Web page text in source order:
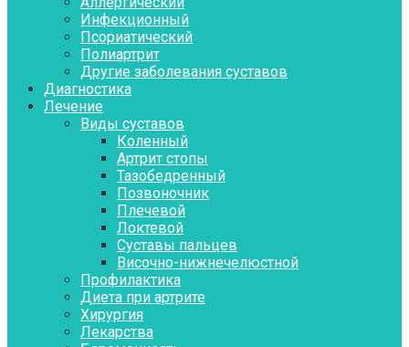
Инфекционный
Псориатический
Полиартрит
Другие заболевания суставов
Диагностика
Лечение
Виды суставов
Коленный
Артрит стопы
Тазобедренный
Позвоночник
Плечевой
Локтевой
Суставы пальцев
Височно-нижнечелюстной
Профилактика
Диета при артрите
Хирургия
Лекарства